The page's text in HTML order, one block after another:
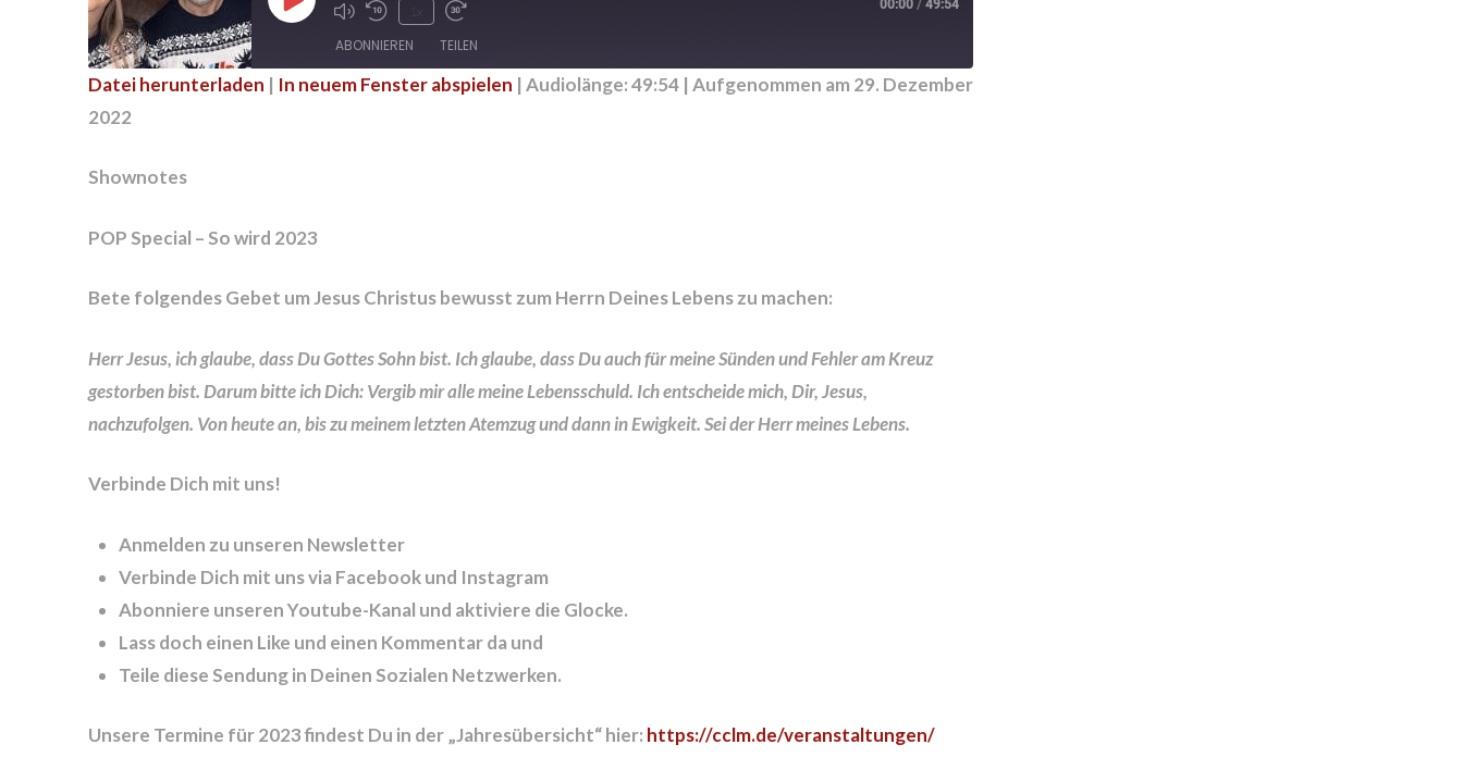
Play
Episode
00:00 / 49:54
ABONNIEREN TEILEN
TEILEN
Datei herunterladen | In neuem Fenster abspielen | Audiolänge: 49:54| Aufgenommen am 29. Dezember
2022
Shownotes
POP Special – So wird 2023
Bete folgendes Gebet um Jesus Christus bewusst zum Herrn Deines Lebens zu machen:
Herr Jesus, ich glaube, dass Du Gottes Sohn bist. Ich glaube, dass Du auch für meine Sünden und Fehler am Kreuz
gestorben bist. Darum bitte ich Dich: Vergib mir alle meine Lebensschuld. Ich entscheide mich, Dir, Jesus,
nachzufolgen. Von heute an, bis zu meinem letzten Atemzug und dann in Ewigkeit. Sei der Herr meines Lebens.
Verbinde Dich mit uns!
Anmelden zu unseren Newsletter
Verbinde Dich mit uns via Facebook und Instagram
Abonniere unseren Youtube-Kanal und aktiviere die Glocke.
Lass doch einen Like und einen Kommentar da und
Teile diese Sendung in Deinen Sozialen Netzwerken.
Unsere Termine für 2023 findest Du in der „Jahresübersicht“ hier: https://cclm.de/veranstaltungen/